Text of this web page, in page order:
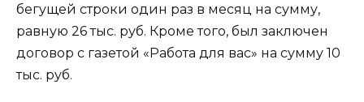
бегущей строки один раз в месяц на сумму,
равную 26 тыс. руб. Кроме того, был заключен
договор с газетой «Работа для вас» на сумму 10
тыс. руб.